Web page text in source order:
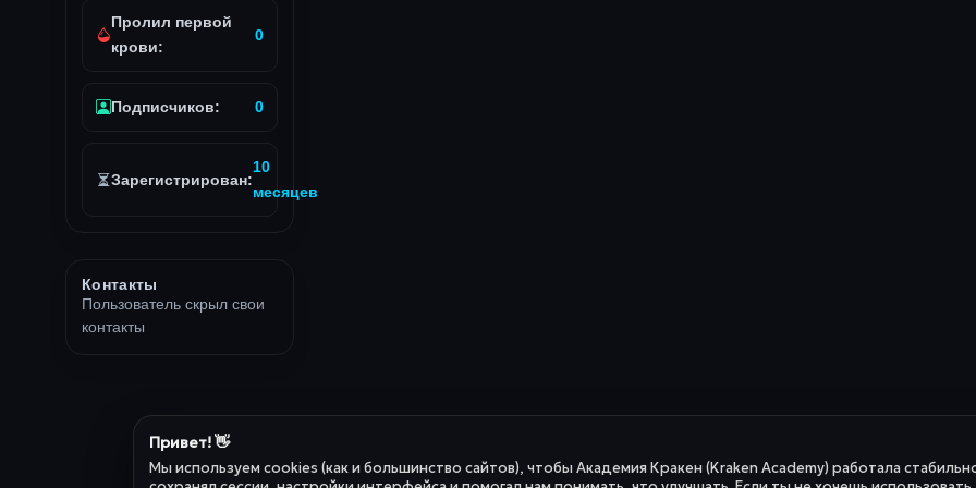
Привет! 👋
Мы используем cookies (как и большинство сайтов), чтобы Академия Кракен (Kraken Academy) работала
Пролил первой
крови:
0
Подписчиков: 0
Зарегистрирован:
10
месяцев
Контакты
Пользователь скрыл свои
контакты